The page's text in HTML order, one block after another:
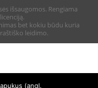
išsaugomos. Rengiama
bet kokiu būdu kuria
leidimo.
(angl.